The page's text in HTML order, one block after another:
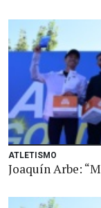
ATLETISMO
Joaquín Arbe: